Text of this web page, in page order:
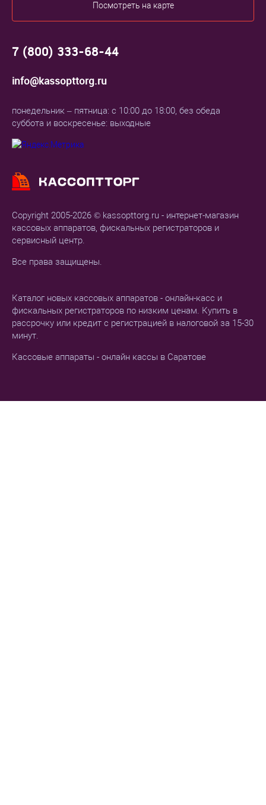
Copyright 2005-2026 © kassopttorg.ru - интернет-магазин
кассовых аппаратов, фискальных регистраторов и
сервисный центр.
Все права защищены.
Каталог новых кассовых аппаратов - онлайн-касс и
фискальных регистраторов по низким ценам. Купить в
рассрочку или кредит с регистрацией в налоговой за 15-30
минут.
Кассовые аппараты - онлайн кассы в Саратове
Посмотреть на карте
7 (800) 333-68-44
info@kassopttorg.ru
понедельник – пятница: с 10:00 до 18:00, без обеда
суббота и воскресенье: выходные